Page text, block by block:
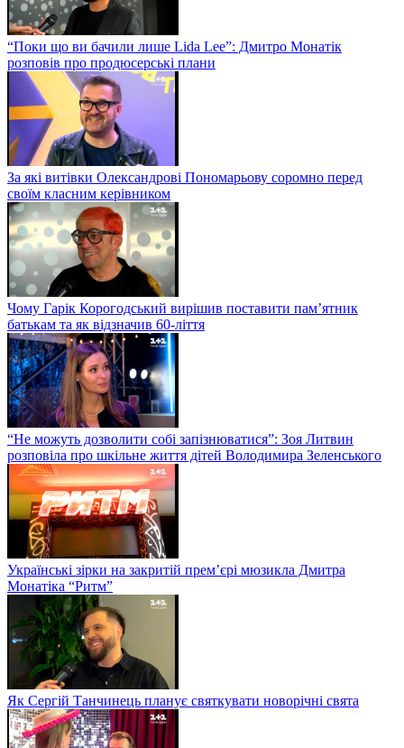
“Поки що ви бачили лише Lida Lee”: Дмитро Монатік
розповів про продюсерські плани
За які витівки Олександрові Пономарьову соромно перед
своїм класним керівником
Чому Гарік Корогодський вирішив поставити пам’ятник
батькам та як відзначив 60-ліття
“Не можуть дозволити собі запізнюватися”: Зоя Литвин
розповіла про шкільне життя дітей Володимира Зеленського
Українські зірки на закритій прем’єрі мюзикла Дмитра
Монатіка “Ритм”
Як Сергій Танчинець планує святкувати новорічні свята